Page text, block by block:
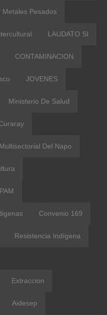
Metales Pesados
LAUDATO SI
CONTAMINACION
JOVENES
Ministerio De Salud
Del Napo
Convenio 169
Resistencia Indígena
Extraccion
Aidesep